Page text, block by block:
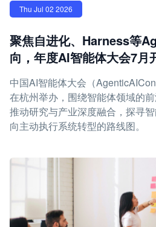
Thu Jul 02 2026
聚焦自进化、Harness等
向，年度AI智能体大会7月
中国AI智能体大会（
在杭州举办，围绕智能体领域的
推动研究与产业深度融合，探寻
向主动执行系统转型的路线图。